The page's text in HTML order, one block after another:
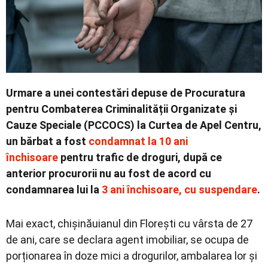
Urmare a unei contestări depuse de Procuratura
pentru Combaterea Criminalității Organizate și
Cauze Speciale (PCCOCS) la Curtea de Apel Centru,
un bărbat a fost condamnat la 10 ani
închisoare pentru trafic de droguri, după ce
anterior procurorii nu au fost de acord cu
condamnarea lui la 3 ani închisoare, cu suspendare.
Mai exact, chișinăuianul din Florești cu vârsta de 27
de ani, care se declara agent imobiliar, se ocupa de
porționarea în doze mici a drogurilor, ambalarea lor și